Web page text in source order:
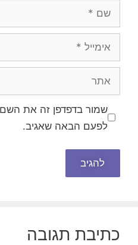
שמור בדפדפן זה את
לפעם הבאה שאגיב.
כתיבת תגובה